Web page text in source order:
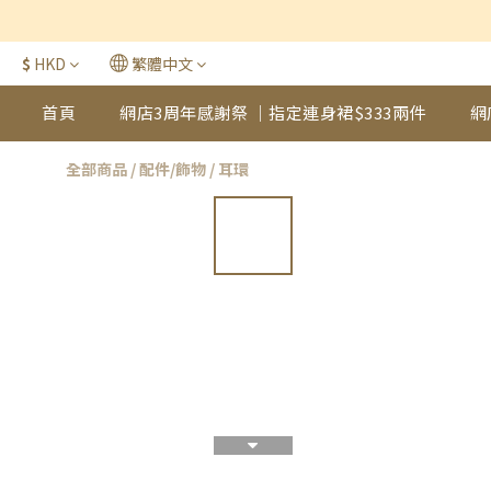
$ HKD 繁體中文
首頁 網店3周年感謝祭 ｜指定連身裙$333兩件
全部商品 /配件/飾物 / 耳環